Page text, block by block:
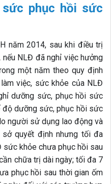
phục hồi sức
năm 2014, sau khi điều trị
nếu NLĐ đã nghỉ việc hưởng
một năm theo quy định
việc, sức khỏe của NLĐ
dưỡng sức, phục hồi sức
độ dưỡng sức, phục hồi sức
người sử dụng lao động và
sở quyết định nhưng tối đa
khỏe chưa phục hồi sau
chữa trị dài ngày; tối đa 7
phục hồi sau thời gian ốm